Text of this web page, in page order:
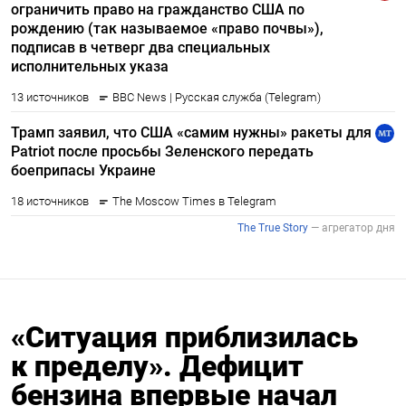
«Ситуация приблизилась
к пределу». Дефицит
бензина впервые начал